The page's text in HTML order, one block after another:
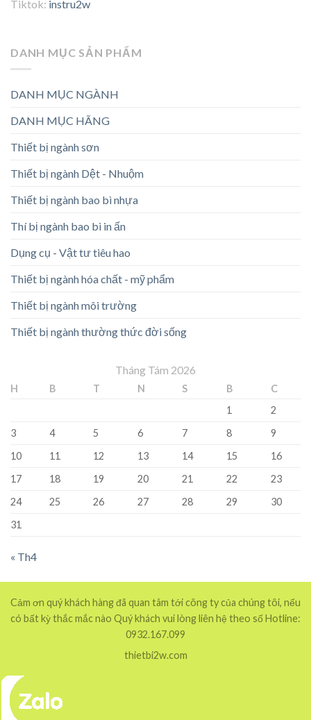
Tiktok: instru2w
DANH MỤC SẢN PHẨM
DANH MỤC NGÀNH
DANH MỤC HÃNG
Thiết bị ngành sơn
Thiết bị ngành Dệt - Nhuộm
Thiết bị ngành bao bì nhựa
Thí bị ngành bao bì in ấn
Dụng cụ - Vật tư tiêu hao
Thiết bị ngành hóa chất - mỹ phẩm
Thiết bị ngành môi trường
Thiết bị ngành thường thức đời sống
Tháng Tám 2026
H B T N S B
C
1
2
3
4 5 6 7 8
9
10
11 12 13 14 15
16
17
18 19 20 21 22
23
24
25 26 27 28 29
30
31
« Th4
Cảm ơn quý khách hàng đã quan tâm tới công ty của chúng tôi, nếu
có bất kỳ thắc mắc nào Quý khách vui lòng liên hệ theo số Hotline:
0932.167.099
thietbi2w.com